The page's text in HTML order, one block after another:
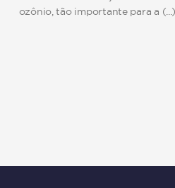
ozônio, tão importante para a